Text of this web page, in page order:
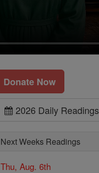
Donate Now
2026 Daily Readings
Next Weeks Readings
Thu, Aug. 6th